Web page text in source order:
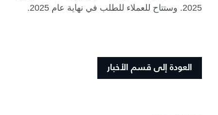
2025. وستتاح للعملاء للطلب في نهاية عام 2025.
العودة إلى قسم الأخبار